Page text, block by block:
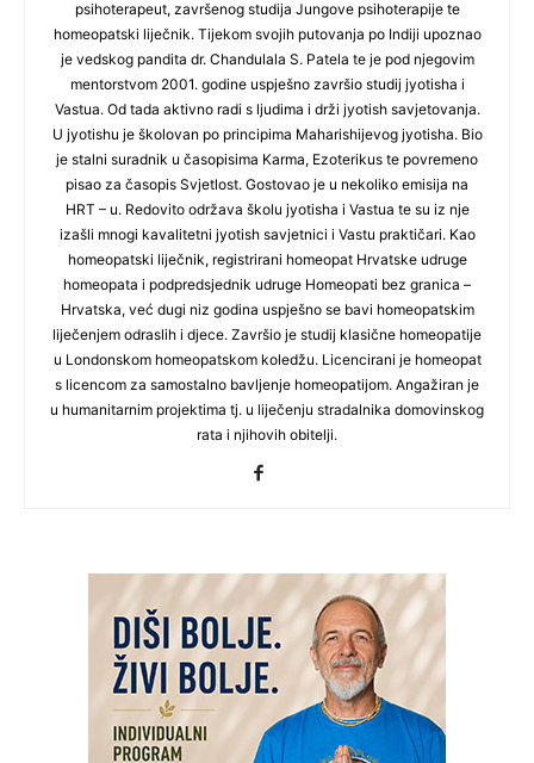
psihoterapeut, završenog studija Jungove psihoterapije te
homeopatski liječnik. Tijekom svojih putovanja po Indiji upoznao
je vedskog pandita dr. Chandulala S. Patela te je pod njegovim
mentorstvom 2001. godine uspješno završio studij jyotisha i
Vastua. Od tada aktivno radi s ljudima i drži jyotish savjetovanja.
U jyotishu je školovan po principima Maharishijevog jyotisha. Bio
je stalni suradnik u časopisima Karma, Ezoterikus te povremeno
pisao za časopis Svjetlost. Gostovao je u nekoliko emisija na
HRT – u. Redovito održava školu jyotisha i Vastua te su iz nje
izašli mnogi kavalitetni jyotish savjetnici i Vastu praktičari. Kao
homeopatski liječnik, registrirani homeopat Hrvatske udruge
homeopata i podpredsjednik udruge Homeopati bez granica –
Hrvatska, već dugi niz godina uspješno se bavi homeopatskim
liječenjem odraslih i djece. Završio je studij klasične homeopatije
u Londonskom homeopatskom koledžu. Licencirani je homeopat
s licencom za samostalno bavljenje homeopatijom. Angažiran je
u humanitarnim projektima tj. u liječenju stradalnika domovinskog
rata i njihovih obitelji.